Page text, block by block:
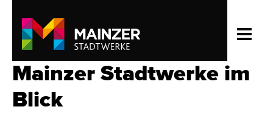
Mainzer Stadtwerke im
Blick